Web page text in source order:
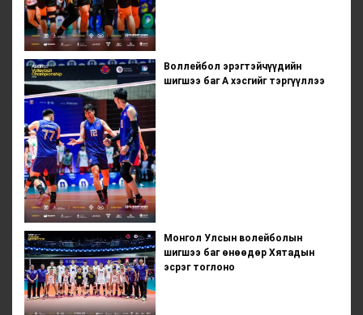
Воллейбол эрэгтэйчүүдийн
шигшээ баг А хэсгийг тэргүүллээ
Монгол Улсын волейболын
шигшээ баг өнөөдөр Хятадын
эсрэг тоглоно